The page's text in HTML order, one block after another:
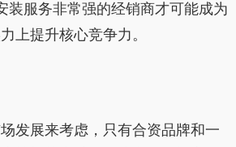
装服务非常强的经销商才可能成为
上提升核心竞争力。
发展来考虑，只有合资品牌和一